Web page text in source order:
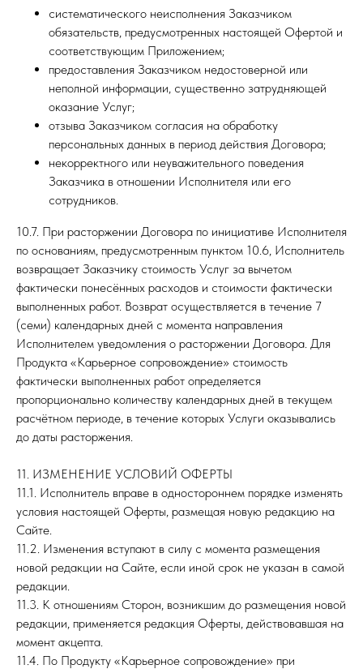
систематического неисполнения Заказчиком
обязательств, предусмотренных настоящей Офертой и
соответствующим Приложением;
предоставления Заказчиком недостоверной или
неполной информации, существенно затрудняющей
оказание Услуг;
отзыва Заказчиком согласия на обработку
персональных данных в период действия Договора;
некорректного или неуважительного поведения
Заказчика в отношении Исполнителя или его
сотрудников.
10.7. При расторжении Договора по инициативе Исполнителя
по основаниям, предусмотренным пунктом 10.6, Исполнитель
возвращает Заказчику стоимость Услуг за вычетом
фактически понесённых расходов и стоимости фактически
выполненных работ. Возврат осуществляется в течение 7
(семи) календарных дней с момента направления
Исполнителем уведомления о расторжении Договора. Для
Продукта «Карьерное сопровождение» стоимость
фактически выполненных работ определяется
пропорционально количеству календарных дней в текущем
расчётном периоде, в течение которых Услуги оказывались
до даты расторжения.
11. ИЗМЕНЕНИЕ УСЛОВИЙ ОФЕРТЫ
11.1. Исполнитель вправе в одностороннем порядке изменять
условия настоящей Оферты, размещая новую редакцию на
Сайте.
11.2. Изменения вступают в силу с момента размещения
новой редакции на Сайте, если иной срок не указан в самой
редакции.
11.3. К отношениям Сторон, возникшим до размещения новой
редакции, применяется редакция Оферты, действовавшая на
момент акцепта.
11.4. По Продукту «Карьерное сопровождение» при